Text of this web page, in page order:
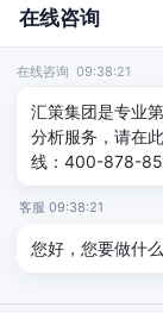
北京
友情链接
广州海沣检测
在线咨询
在线咨询 09:38:21
汇策集团是专业
分析服务，请在
线：400-878-
客服 09:38:21
您好，您要做什